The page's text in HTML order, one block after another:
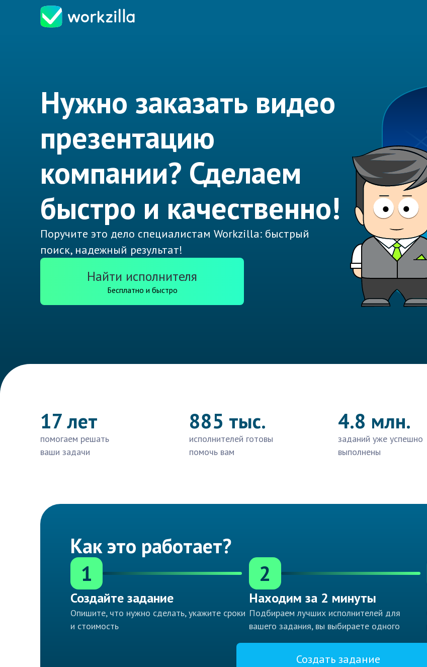
Нужно заказать видео
презентацию
компании? Сделаем
быстро и качественно!
Поручите это дело специалистам Workzilla: быстрый
поиск, надежный результат!
Найти исполнителя
Бесплатно и быстро
17 лет
помогаем решать
ваши задачи
885 тыс.
исполнителей готовы
помочь вам
4.8 млн.
заданий уже успешно
выполнены
Как это работает?
1
Создайте задание
Опишите, что нужно сделать, укажите сроки
и стоимость
2
Находим за 2 минуты
Подбираем лучших исполнителей для
вашего задания, вы выбираете одного
Создать задание